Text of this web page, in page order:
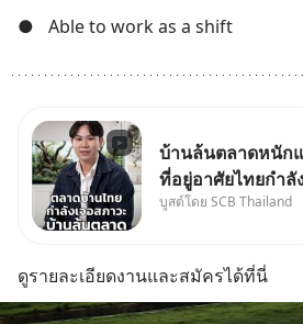
●
Able to work as a shift
บ้านล้นตลาดหนัก
ที่อยู่อาศัยไทยกำลั
Oversupply หนัก
#บ้านล้นตลาด #เศ
#EICAround
บูสต์โดย SCB Thailand
ดูรายละเอียดงานและสมัครได้ที่นี่